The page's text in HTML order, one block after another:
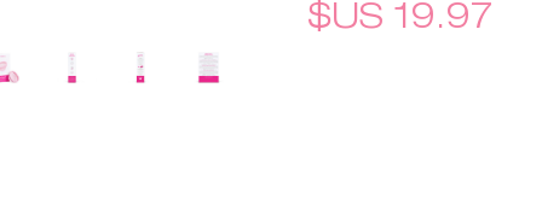
$US 19.97